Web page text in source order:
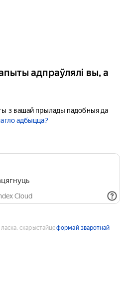
адпраўлялі вы, а
з вашай прылады падобныя да
адбыцца?
Cloud
ласка, скарыстайцеформай зваротнай